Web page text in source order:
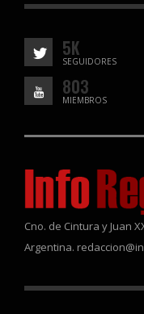
5K
SEGUIDORES
803
MIEMBROS
Cno. de Cintura y Juan
Argentina.